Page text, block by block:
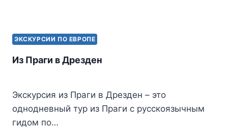
ЭКСКУРСИИ ПО ЕВРОПЕ
Из Праги в Дрезден
Экскурсия из Праги в Дрезден – это
однодневный тур из Праги с русскоязычным
гидом по…